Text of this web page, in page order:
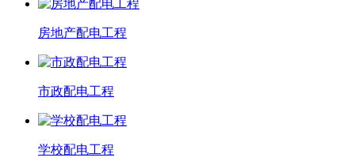
房地产配电工程
市政配电工程
学校配电工程